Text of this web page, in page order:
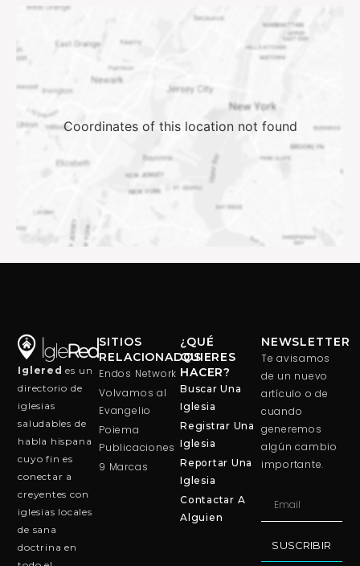
Coordinates of this location not found
Iglered es un
directorio de
iglesias
saludables de
habla hispana
cuyo fin es
conectar a
creyentes con
iglesias locales
de sana
doctrina en
SITIOS
RELACIONADOS
Endos Network
Volvamos al
Evangelio
Poiema
Publicaciones
9 Marcas
¿QUÉ
QUIERES
HACER?
Buscar Una
Iglesia
Registrar Una
Iglesia
Reportar Una
Iglesia
Contactar A
Alguien
NEWSLETTER
Te avisamos
de un nuevo
artículo o de
cuando
generemos
algún cambio
importante.
SUSCRIBIR